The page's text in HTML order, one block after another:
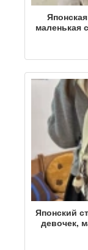
маленькая
для
Японский
девочек,
рюкзак для